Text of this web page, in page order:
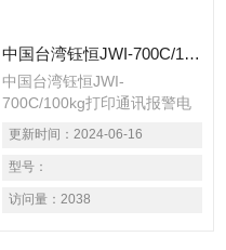
中国台湾钰恒JWI-700C/100kg打印通讯报警电子磅秤jadever电子秤
中国台湾钰恒JWI-
700C/100kg打印通讯报警电
子磅秤jadever电子秤 精度达
1/15000，内部可调
1/30000。 适用1个荷重元装
置的电子秤。 具有单点校正
及三点校正之功能，确保精准
更新时间： 2024-06-16
型号：
访问量： 2038